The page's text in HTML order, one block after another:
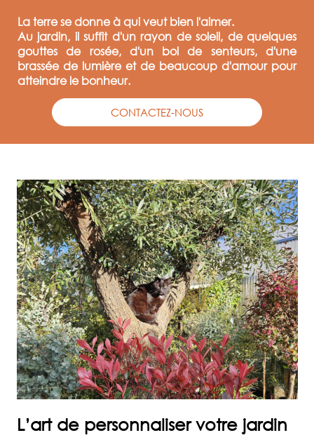
La terre se donne à qui veut bien l'aimer.
Au jardin, il suffit d'un rayon de soleil, de quelques
gouttes de rosée, d'un bol de senteurs, d'une
brassée de lumière et de beaucoup d'amour pour
atteindre le bonheur.
CONTACTEZ-NOUS
L’art de personnaliser votre jardin